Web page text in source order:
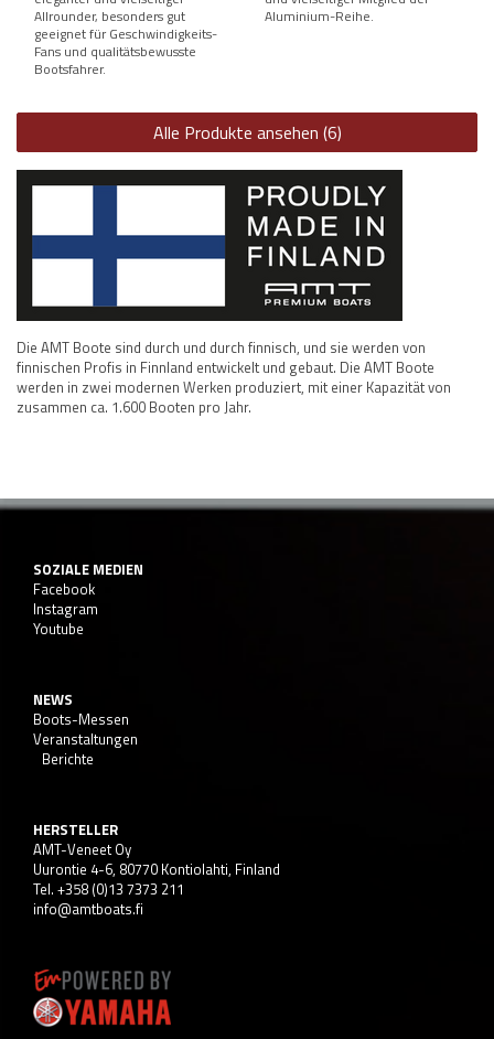
Allrounder, besonders gut
geeignet für Geschwindigkeits-
Fans und qualitätsbewusste
Bootsfahrer.
Aluminium-Reihe.
Alle Produkte ansehen (6)
Die AMT Boote sind durch und durch finnisch, und sie werden von
finnischen Profis in Finnland entwickelt und gebaut. Die AMT Boote
werden in zwei modernen Werken produziert, mit einer Kapazität von
zusammen ca. 1.600 Booten pro Jahr.
SOZIALE MEDIEN
Facebook
Instagram
Youtube
NEWS
Boots-Messen
Veranstaltungen
Berichte
HERSTELLER
AMT-Veneet Oy
Uurontie 4-6, 80770 Kontiolahti, Finland
Tel. +358 (0)13 7373 211
info@amtboats.fi